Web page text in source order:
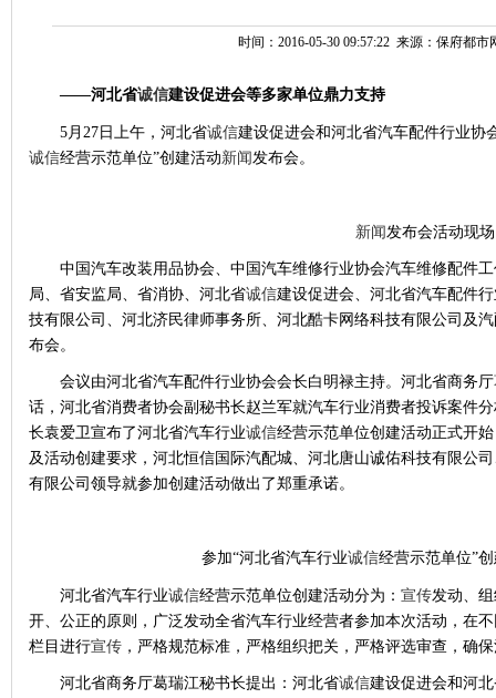
时间：2016-05-30 09:57:22 来源：保府都
——河北省诚信建设促进会等多家单位鼎力支持
5月27日上午，河北省诚信建设促进会和河北省汽车配件行业协
诚信经营示范单位”创建活动新闻 发布会。
新闻发布会活动现场
中国汽车改装用品协会、中国汽车维修行业协会汽车维修配件
局、省安监局、省消协、河北省诚信建设促进会、河北省汽车配件
技有限公司、河北济民律师事务所、河北酷卡网络科技有限公司及
布会。
会议由河北省汽车配件行业协会会长白明禄主持。河北省商务
话，河北省消费者协会副秘书长赵兰军就汽车行业消费者投诉案件
长袁爱卫宣布了河北省汽车行业诚信经营示范单位创建活动正式开
及活动创建要求，河北恒信国际汽配城、河北唐山诚佑科技有限公
有限公司领导就参加创建活动做出了郑重承诺。
参加“河北省汽车行业诚信经营示范单位”
河北省汽车行业诚信经营示范单位创建活动分为： 宣传发动、
开、公正的原则，广泛发动全省汽车行业经营者参加本次活动，在
栏目进行宣传 ，严格规范标准，严格组织把关，严格评选审查，确
河北省商务厅葛瑞江秘书长提出：河北省诚信建设促进会和河